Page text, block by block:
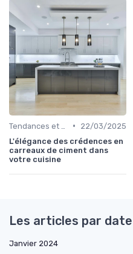
•
22/03/2025
L'élégance des crédences en
carreaux de ciment dans
votre cuisine
Les articles par date
Janvier 2024